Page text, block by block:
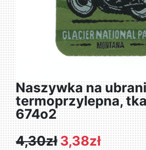
Naszywka na
termoprzylepna,
674o2
4,30zł 3,38zł